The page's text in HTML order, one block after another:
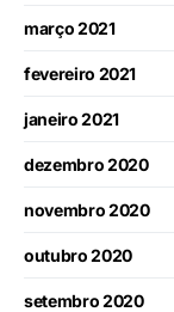
março 2021
fevereiro 2021
janeiro 2021
dezembro 2020
novembro 2020
outubro 2020
setembro 2020